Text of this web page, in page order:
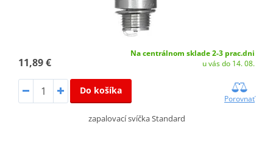
11,89 €
Na centrálnom sklade 2-3 prac.dni
u vás do 14. 08.
Do košíka
Porovnať
zapalovací svíčka Standard